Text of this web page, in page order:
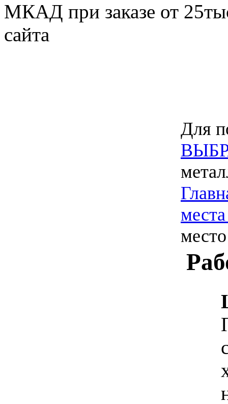
МКАД при заказе от
сайта
Для